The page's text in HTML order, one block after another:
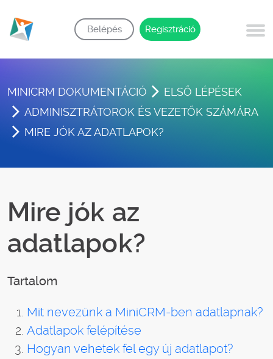
Belépés Regisztráció
MINICRM DOKUMENTÁCIÓ
ELSŐ LÉPÉSEK
ADMINISZTRÁTOROK ÉS VEZETŐK SZÁMÁRA
MIRE JÓK AZ ADATLAPOK?
Mire jók az
adatlapok?
Tartalom
Mit nevezünk a MiniCRM-ben adatlapnak?
Adatlapok felépítése
Hogyan vehetek fel egy új adatlapot?